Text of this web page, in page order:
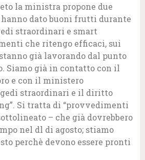
la ministra propone due
dato buoni frutti durante
straordinari e smart
che ritengo efficaci, sui
già lavorando dal punto
Siamo già in contatto con il
e con il ministero
straordinari e il diritto
Si tratta di “provvedimenti
– che già dovrebbero
nel dl di agosto; stiamo
perchè devono essere pronti